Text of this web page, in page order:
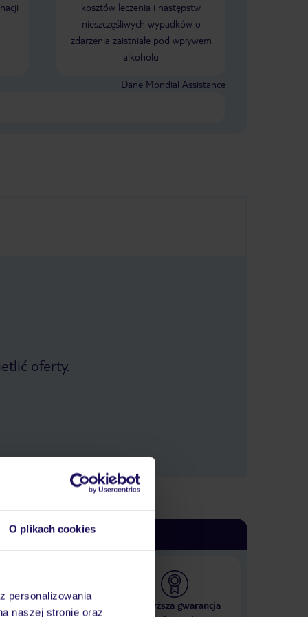
O plikach cookies
personalizowania
naszej stronie oraz
tęsknimy....
kosztów leczenia i następstw
nieszczęśliwych wypadków o
zdarzenia zaistniałe pod wpływem
alkoholu
Dane Mondial Assistance
oferty.
000 hoteli w ponad 50
Najwyższa gwarancja